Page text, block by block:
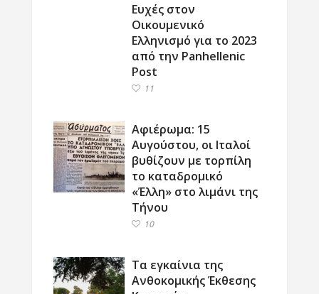
Ευχές στον
Οικουμενικό
Ελληνισμό για το 2023
από την Panhellenic
Post
11
Αφιέρωμα: 15
Αυγούστου, οι Ιταλοί
βυθίζουν με τορπίλη
το καταδρομικό
«Έλλη» στο λιμάνι της
Τήνου
10
Τα εγκαίνια της
Ανθοκομικής Έκθεσης